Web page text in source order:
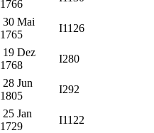
1766
30 Mai
1765
I1126
19 Dez
1768
I280
28 Jun
1805
I292
25 Jan
1729
I1122